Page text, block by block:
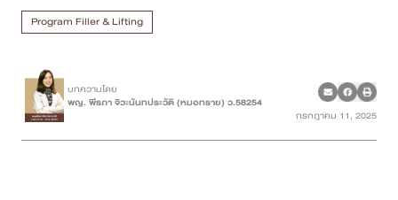
Program Body Confidence
แพทย์ของเรา
เคสรีวิว
Program Filler & Lifting
บทความโดย
พญ. พีรภา จิวะนันทประวัติ (หมอทราย) ว.58254
กรกฎาคม 11, 2025